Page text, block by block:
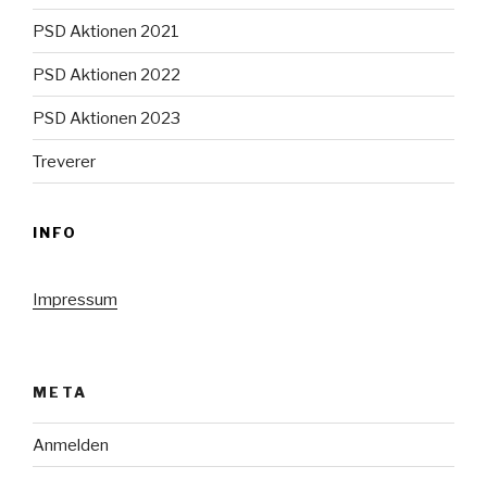
PSD Aktionen 2021
PSD Aktionen 2022
PSD Aktionen 2023
Treverer
INFO
Impressum
META
Anmelden